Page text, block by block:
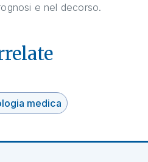
e nel decorso.
medica